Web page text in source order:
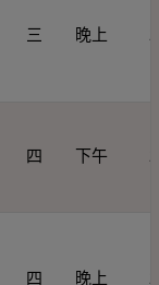
三 晚上
四 下午
四 晚上